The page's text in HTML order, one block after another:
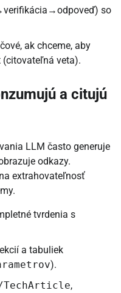
so
ak chceme, aby
veta).
a citujú
LLM často generuje
odkazy.
extrahovateľnosť
tvrdenia s
a tabuliek
).
,